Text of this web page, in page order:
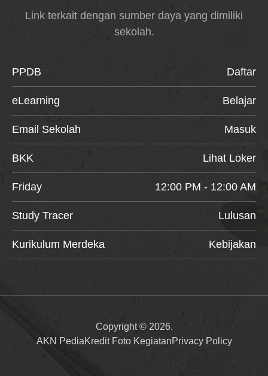
Link terkait dengan sumber daya yang dimiliki
sekolah.
PPDB Daftar
eLearning Belajar
Email Sekolah Masuk
BKK Lihat Loker
Friday 12:00 PM - 12:00 AM
Study Tracer Lulusan
Kurikulum Merdeka Kebijakan
Copyright © 2026.
AKN PediaKredit Foto KegiatanPrivacy Policy